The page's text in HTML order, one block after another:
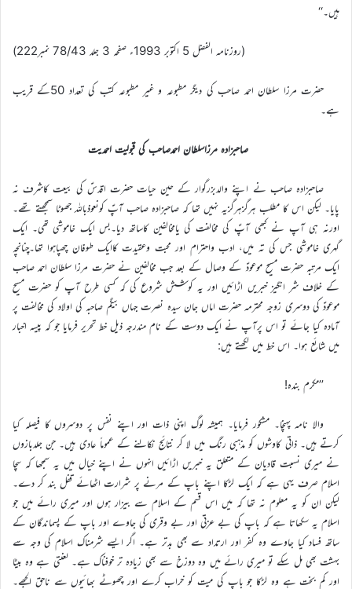
ہیں۔‘‘
(روزنامہ الفضل 5 اکتوبر 1993ء صفحہ 3 جلد 78/43 نمبر222)
حضرت مرزا سلطان احمد صاحب کی دیگر مطبوعہ و غیر مطبوعہ کتب کی تعداد 50کے قریب
ہے۔
صاحبزادہ مرزاسلطان احمدصاحب کی قبولیت احمدیت
صاحبزادہ صاحب نے اپنے والدبزرگوار کے حین حیات حضرت اقدسؑ کی بیعت کاشرف نہ
پایا۔ لیکن اس کا مطلب ہرگزہرگزیہ نہیں تھا کہ صاحبزادہ صاحب آپؑ کونعوذباللہ جھوٹا سمجھتے تھے۔
اورنہ ہی آپ نے کبھی آپؑ کی مخالفت کی یامخالفین کاساتھ دیا۔بس ایک خاموشی تھی۔ ایک
گہری خاموشی جس کی تہ میں، ادب واحترام اور محبت وعقیدت کاایک طوفان چھپاہوا تھا۔چنانچہ
ایک مرتبہ حضرت مسیح موعودؑ کے وصال کے بعد جب مخالفین نے حضرت مرزا سلطان احمد صاحب
کے خلاف شر انگیز خبریں اڑائیں اور یہ کوشش شروع کی کہ کسی طرح آپ کو حضرت مسیح
موعودؑ کی دوسری زوجہ محترمہ حضرت اماں جان سیدہ نصرت جہاں بیگم صاحبہ کی اولاد کی مخالفت پر
آمادہ کیا جائے تو اس پرآپ نے ایک دوست کے نام مندرجہ ذیل خط تحریر فرمایا جو کہ پیسہ اخبار
میں شائع ہوا۔ اس خط میں لکھتے ہیں:
’’مکرم بندہ!
والا نامہ پہنچا۔ مشکور فرمایا۔ ہمیشہ لوگ اپنی ذات اور اپنے نفس پر دوسروں کا فیصلہ کیا
کرتے ہیں۔ ذاتی کاوشوں کو مذہبی رنگ میں لا کر نتائج نکالنے کے عموماً عادی ہیں۔ جن جلدبازوں
نے میری نسبت قادیان کے متعلق یہ خبریں اڑائیں انہوں نے اپنے خیال میں یہ سمجھا کہ سچا
اسلام صرف یہی ہے کہ ایک لڑکا اپنے باپ کے مرنے پر شرارت اٹھائے قفل بند کر دے۔
لیکن ان کو یہ معلوم نہ تھا کہ میں اس قسم کے اسلام سے بیزار ہوں اور میری رائے میں جو
اسلام یہ سکھاتا ہے کہ باپ کی بے عزتی اور بے وقری کی جاوے اور باپ کے پسماندگان کے
ساتھ فساد کیا جاوے وہ کفر اور ارتداد سے بھی بدتر ہے۔ اگر ایسے شرمناک اسلام کی وجہ سے
بہشت بھی مل سکے تو میری رائے میں وہ دوزخ سے بھی زیادہ تر خوفناک ہے۔ لعنتی ہے وہ بیٹا
اور کم بخت ہے وہ لڑکا جو باپ کی میت کو خراب کرے اور چھوٹے بھائیوں سے ناحق الجھے۔